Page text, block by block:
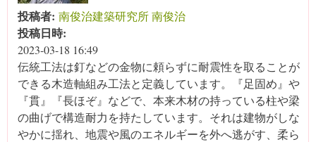
投稿者: 南俊治建築研究所 南俊治
投稿日時:
2023-03-18 16:49
伝統工法は釘などの金物に頼らずに耐震性を取ることが
できる木造軸組み工法と定義しています。『足固め』や
『貫』『長ほぞ』などで、本来木材の持っている柱や梁
の曲げで構造耐力を持たしています。それは建物がしな
やかに揺れ、地震や風のエネルギーを外へ逃がす、柔ら